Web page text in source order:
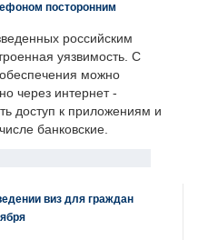
посторонним
российским
уязвимость. С
можно
через интернет -
доступ к приложениям и
банковские.
виз для граждан